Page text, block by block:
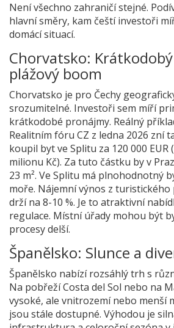
Není všechno zahraničí stejné.
hlavní směry, kam čeští investoři
domácí situací.
Chorvatsko:
plážový boom
Chorvatsko je pro Čechy
srozumitelné. Investoři sem míří
krátkodobé pronájmy. Reálný
Realitním fóru CZ z ledna 2026 zní
koupil byt ve Splitu za 120 000 EUR
milionu Kč). Za tuto částku by v
23 m². Ve Splitu má plnohodnotný
moře. Nájemní výnos z
drží na 8-10 %. Je to atraktivní
regulace. Místní úřady mohou být
procesy delší.
Španělsko: Slunce a
Španělsko nabízí rozsáhlý trh s
Na pobřeží Costa del Sol nebo na
vysoké, ale vnitrozemí nebo menší
jsou stále dostupné. Výhodou je